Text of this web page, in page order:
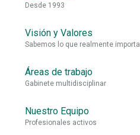
Desde 1993
Visión y Valores
Sabemos lo que realmente importa
Áreas de trabajo
Gabinete multidisciplinar
Nuestro Equipo
Profesionales activos